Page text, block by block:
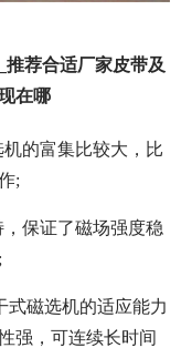
荐合适厂家皮带及
在哪
的富集比较大，比
;
保证了磁场强度稳
式磁选机的适应能力
强，可连续长时间